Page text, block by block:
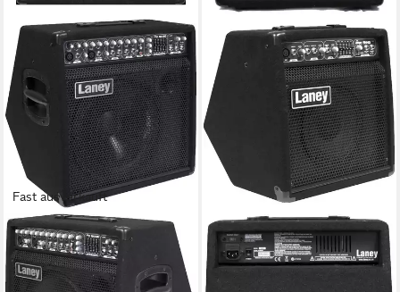
Fast ausverkauft
LANEY
Verstärker (AH 150 Audiohub
Combo - Keyboardverstärker)
LANEY
Verstärker (AH 40 Audiohub
Combo - Keyboardverstärker)